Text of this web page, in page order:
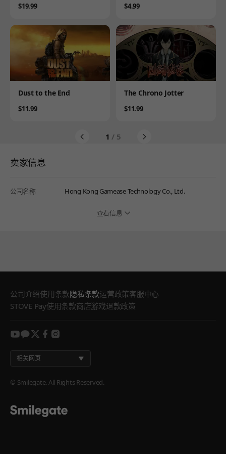
Price
$19.99 Price
$4.99
Product
Dust to the End
Price
$11.99
Product
The Chrono Jotter
Price
$11.99
1 / 5
卖家信息
公司名称 Hong Kong Gamease Technology Co., Ltd.
查看信息
公司介绍使用条款隐私条款运营政策客服中心
STOVE Pay使用条款商店游戏退款政策
youtube
kakao
twitter
facebook
instagram
相关网页
© Smilegate. All Rights Reserved.